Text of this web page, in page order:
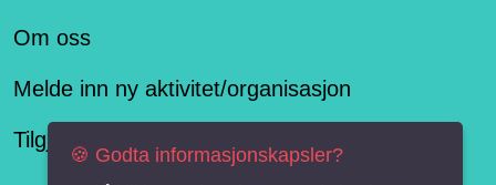
Om oss
Melde inn ny aktivitet/organisasjon
Tilgjengelighetserklæring
🍪 Godta informasjonskapsler?